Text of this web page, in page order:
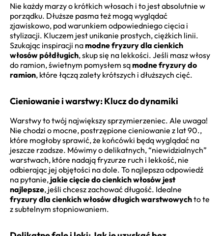
Nie każdy marzy o krótkich włosach i to jest absolutnie w
porządku. Dłuższe pasma też mogą wyglądać
zjawiskowo, pod warunkiem odpowiedniego cięcia i
stylizacji. Kluczem jest unikanie prostych, ciężkich linii.
Szukając inspiracji namodne fryzury dla cienkich
włosów półdługich, skup się na lekkości. Jeśli masz włosy
do ramion, świetnym pomysłem sąmodne fryzury do
ramion, które łączą zalety krótszych i dłuższych cięć.
Cieniowanie i warstwy: Klucz do dynamiki
Warstwy to twój największy sprzymierzeniec. Ale uwaga!
Nie chodzi o mocne, postrzępione cieniowanie z lat 90.,
które mogłoby sprawić, że końcówki będą wyglądać na
jeszcze rzadsze. Mówimy o delikatnych, “niewidzialnych”
warstwach, które nadają fryzurze ruch i lekkość, nie
odbierając jej objętości na dole. To najlepsza odpowiedź
na pytanie, jakie cięcie do cienkich włosów jest
najlepsze, jeśli chcesz zachować długość. Idealne
fryzury dla cienkich włosów długich warstwowychto te
z subtelnym stopniowaniem.